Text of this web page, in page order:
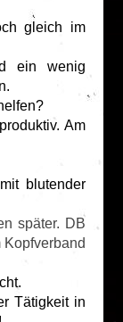
gleich im
ein wenig
Am
blutender
später. DB
Kopfverband
Tätigkeit in